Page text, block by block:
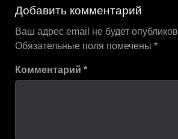
записям
Добавить комментарий
Ваш адрес email не будет
Обязательные поля помечены *
Комментарий *